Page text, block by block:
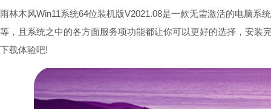
雨林木风Win11系统64位装机版V2021.08是一款无需激活的电脑系
等，且系统之中的各方面服务项功能都让你可以更好的选择，安装
下载体验吧!